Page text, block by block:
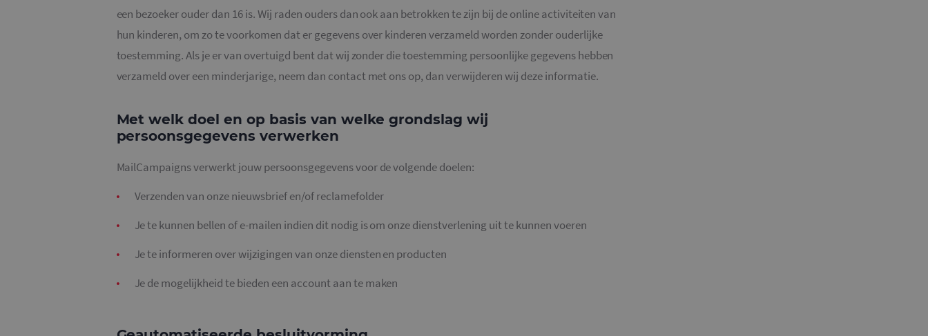
een bezoeker ouder dan 16 is. Wij raden ouders dan ook aan betrokken te zijn bij de online activiteiten van
hun kinderen, om zo te voorkomen dat er gegevens over kinderen verzameld worden zonder ouderlijke
toestemming. Als je er van overtuigd bent dat wij zonder die toestemming persoonlijke gegevens hebben
verzameld over een minderjarige, neem dan contact met ons op, dan verwijderen wij deze informatie.
Met welk doel en op basis van welke grondslag wij
persoonsgegevens verwerken
MailCampaigns verwerkt jouw persoonsgegevens voor de volgende doelen:
Verzenden van onze nieuwsbrief en/of reclamefolder
Je te kunnen bellen of e-mailen indien dit nodig is om onze dienstverlening uit te kunnen voeren
Je te informeren over wijzigingen van onze diensten en producten
Je de mogelijkheid te bieden een account aan te maken